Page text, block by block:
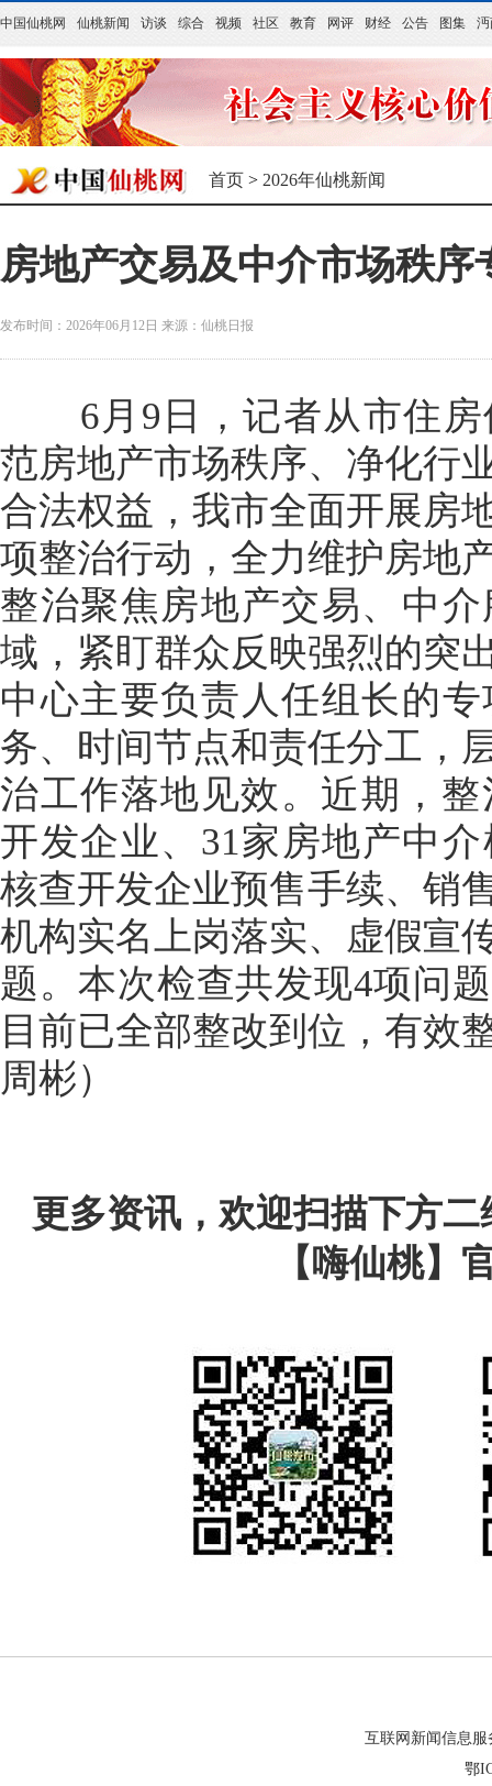
中国仙桃网 仙桃新闻 访谈 综合 视频 社区 教育 网评 财经 公告 图集
首页 > 2026年仙桃新闻
房地产交易及中介市场秩序
发布时间：2026年06月12日 来源： 仙桃日报
6月9日，记者从市住房
范房地产市场秩序、净化行
合法权益，我市全面开展房
项整治行动，全力维护房地
整治聚焦房地产交易、中
域，紧盯群众反映强烈的突
中心主要负责人任组长的
务、时间节点和责任分工，
治工作落地见效。近期，
开发企业、31家房地产中
核查开发企业预售手续、销
机构实名上岗落实、虚假宣
题。本次检查共发现4项问
目前已全部整改到位，有
周彬）
更多资讯，欢迎扫描下方
【嗨仙桃】
互联网新闻信息服
鄂